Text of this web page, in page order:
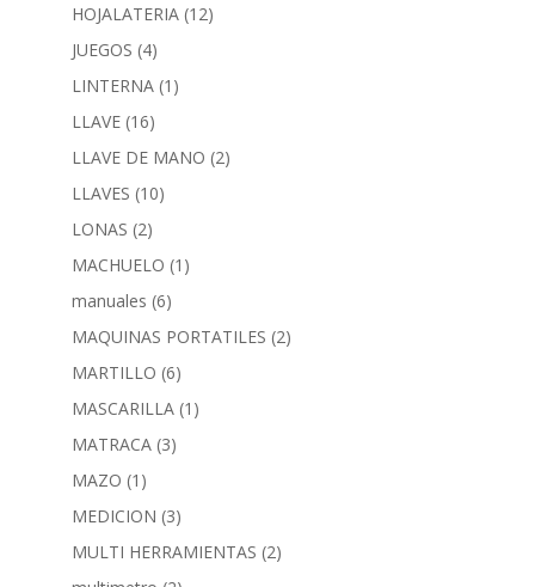
HOJALATERIA (12)
JUEGOS (4)
LINTERNA (1)
LLAVE (16)
LLAVE DE MANO (2)
LLAVES (10)
LONAS (2)
MACHUELO (1)
manuales (6)
MAQUINAS PORTATILES (2)
MARTILLO (6)
MASCARILLA (1)
MATRACA (3)
MAZO (1)
MEDICION (3)
MULTI HERRAMIENTAS (2)